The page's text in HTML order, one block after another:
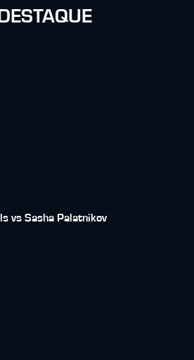
vs Sasha Palatnikov